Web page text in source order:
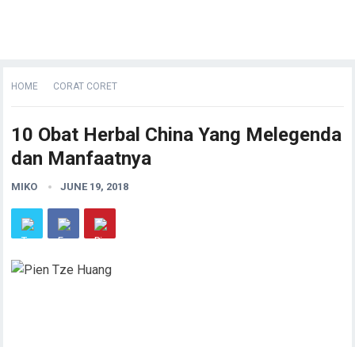
HOME CORAT CORET
10 Obat Herbal China Yang Melegenda
dan Manfaatnya
MIKO JUNE 19, 2018